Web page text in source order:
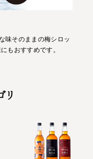
味そのままの梅シロッ
もおすすめです。
リ